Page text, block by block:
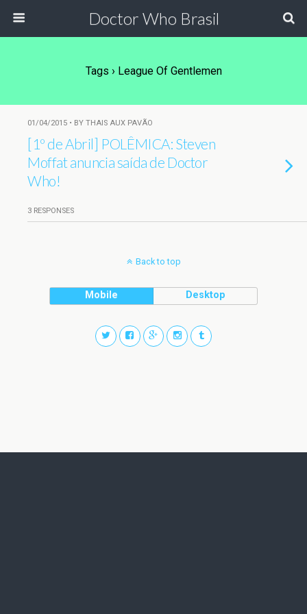
Doctor Who Brasil
Tags › League Of Gentlemen
01/04/2015 • BY THAIS AUX PAVÃO
[1º de Abril] POLÊMICA: Steven
Moffat anuncia saída de Doctor
Who!
3 RESPONSES
Back to top
Mobile Desktop